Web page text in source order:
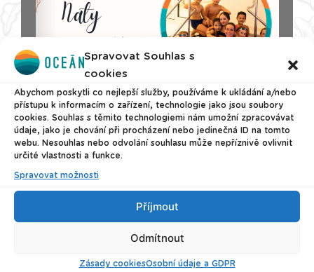
Spravovat Souhlas s
cookies
Abychom poskytli co nejlepší služby, používáme k ukládání a/nebo
přístupu k informacím o zařízení, technologie jako jsou soubory
cookies. Souhlas s těmito technologiemi nám umožní zpracovávat
údaje, jako je chování při procházení nebo jedinečná ID na tomto
webu. Nesouhlas nebo odvolání souhlasu může nepříznivě ovlivnit
určité vlastnosti a funkce.
Spravovat možnosti
Příjmout
Odmítnout
Zásady cookiesOsobní údaje a GDPR